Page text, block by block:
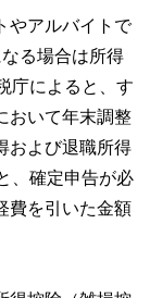
やアルバイトで
る場合は所得
庁によると、す
おいて年末調整
および退職所得
、確定申告が必
費を引いた金額